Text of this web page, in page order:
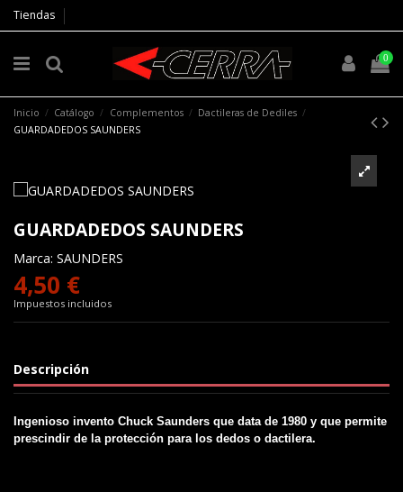
Tiendas
0
Inicio Catálogo Complementos
Dactileras de Dediles
GUARDADEDOS SAUNDERS
GUARDADEDOS SAUNDERS
Marca: SAUNDERS
4,50 €
Impuestos incluidos
Descripción
Ingenioso invento Chuck Saunders que data de 1980 y que permite
prescindir de la protección para los dedos o dactilera.